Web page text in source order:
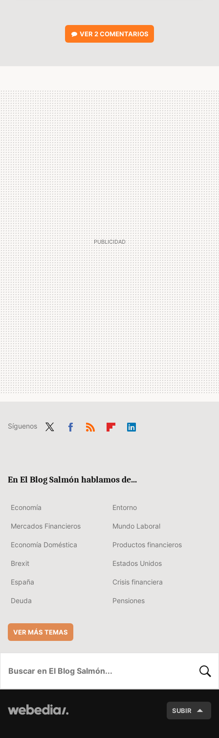
VER2 COMENTARIOS
Síguenos
En El Blog Salmón hablamos de...
Economía Entorno
Mercados Financieros Mundo Laboral
Economía Doméstica Productos financieros
Brexit Estados Unidos
España Crisis financiera
Deuda Pensiones
VER MÁS TEMAS
SUBIR